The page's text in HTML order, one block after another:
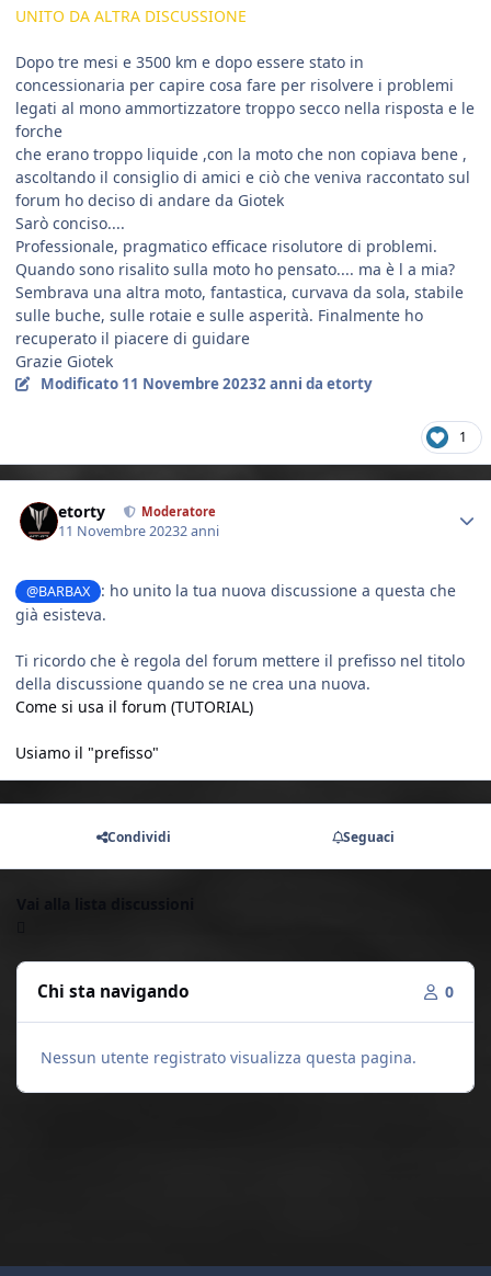
UNITO DA ALTRA DISCUSSIONE
Dopo tre mesi e 3500 km e dopo essere stato in
concessionaria per capire cosa fare per risolvere i problemi
legati al mono ammortizzatore troppo secco nella risposta e le
forche
che erano troppo liquide ,con la moto che non copiava bene ,
ascoltando il consiglio di amici e ciò che veniva raccontato sul
forum ho deciso di andare da Giotek
Sarò conciso....
Professionale, pragmatico efficace risolutore di problemi.
Quando sono risalito sulla moto ho pensato.... ma è l a mia?
Sembrava una altra moto, fantastica, curvava da sola, stabile
sulle buche, sulle rotaie e sulle asperità. Finalmente ho
recuperato il piacere di guidare
Grazie Giotek
Modificato 11 Novembre 20232 anni da etorty
1
etorty Moderatore
11 Novembre 20232 anni
@BARBAX
: ho unito la tua nuova discussione a questa che
già esisteva.
Ti ricordo che è regola del forum mettere il prefisso nel titolo
della discussione quando se ne crea una nuova.
Come si usa il forum (TUTORIAL)
Usiamo il "prefisso"
Condividi Seguaci
Chi sta navigando 0
Nessun utente registrato visualizza questa pagina.